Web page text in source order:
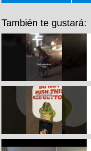
También te gustará: